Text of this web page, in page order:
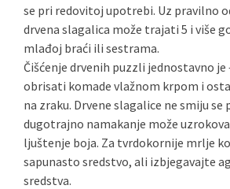
se pri redovitoj upotrebi. Uz pravilno
drvena slagalica može trajati 5 i više
mlađoj braći ili sestrama.
Čišćenje drvenih puzzli jednostavno
obrisati komade vlažnom krpom i
na zraku. Drvene slagalice ne smiju
dugotrajno namakanje može
ljuštenje boja. Za tvrdokornije mrlje
sapunasto sredstvo, ali izbjegavajte
sredstva.